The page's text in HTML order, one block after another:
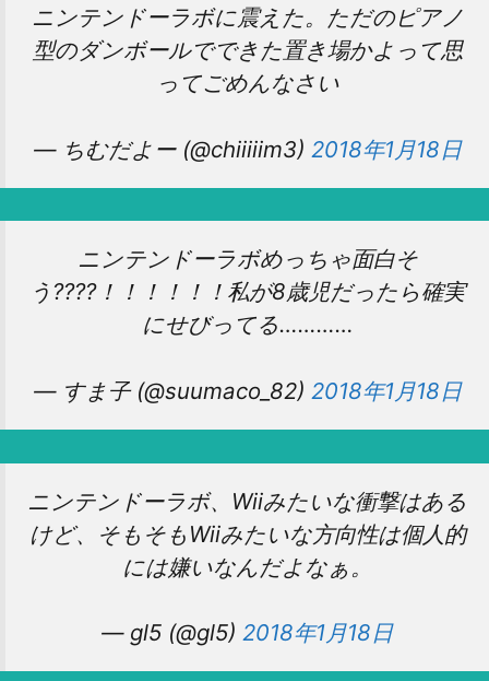
ニンテンドーラボに震えた。ただのピアノ
型のダンボールでできた置き場かよって思
ってごめんなさい
— ちむだよー (@chiiiiim3) 2018年1月18日
ニンテンドーラボめっちゃ面白そ
う????！！！！！！私が8歳児だったら確実
にせびってる…………
— すま子 (@suumaco_82) 2018年1月18日
ニンテンドーラボ、Wiiみたいな衝撃はある
けど、そもそもWiiみたいな方向性は個人的
には嫌いなんだよなぁ。
— gl5 (@gl5) 2018年1月18日